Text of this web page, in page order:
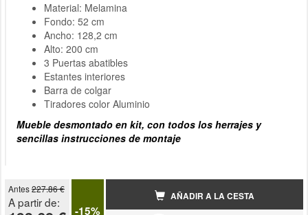
Material: Melamina
Fondo: 52 cm
Ancho: 128,2 cm
Alto: 200 cm
3 Puertas abatibles
Estantes interiores
Barra de colgar
Tiradores color Aluminio
Mueble desmontado en kit, con todos los herrajes y
sencillas instrucciones de montaje
Antes227.86 €
A partir de:
-15%
AÑADIR A LA CESTA